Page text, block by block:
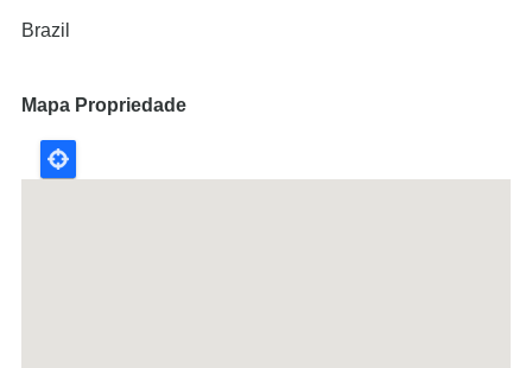
Brazil
Mapa Propriedade